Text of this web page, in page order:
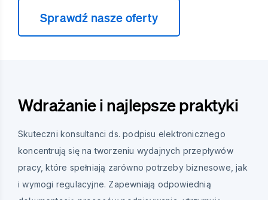
Sprawdź nasze oferty
Wdrażanie i najlepsze praktyki
Skuteczni konsultanci ds. podpisu elektronicznego
koncentrują się na tworzeniu wydajnych przepływów
pracy, które spełniają zarówno potrzeby biznesowe, jak
i wymogi regulacyjne. Zapewniają odpowiednią